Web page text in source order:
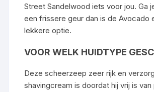
Street Sandelwood iets voor jou. Ga
een frissere geur dan is deAvocado
lekkere optie.
VOOR WELK HUIDTYPE
Deze scheerzeep zeer rijk en
shavingcream is doordat hij vrij is van